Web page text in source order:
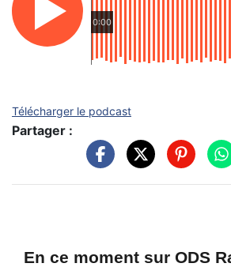
0:00
Télécharger le podcast
Partager :
En ce moment sur ODS